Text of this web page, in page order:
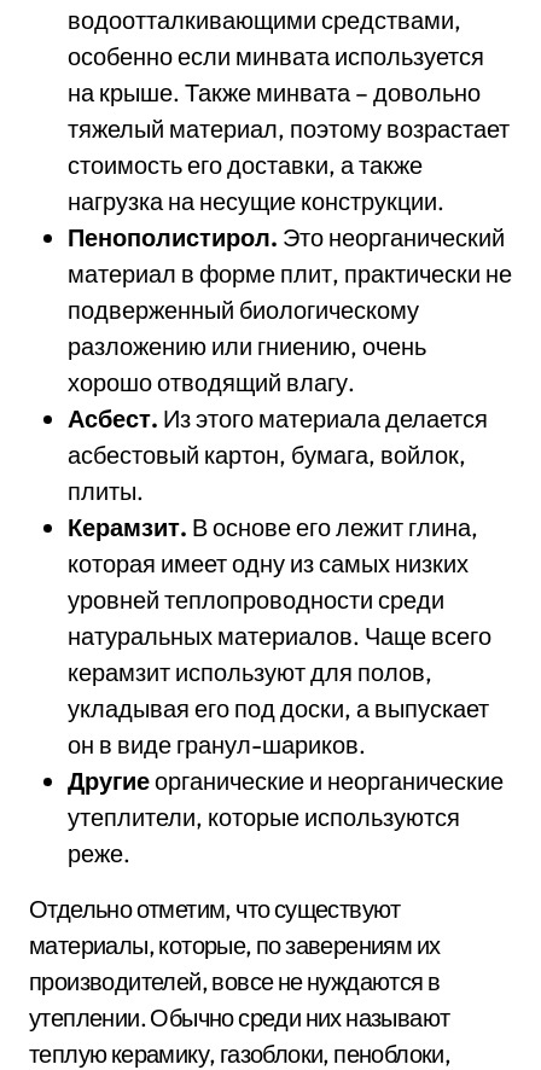
водоотталкивающими средствами,
особенно если минвата используется
на крыше. Также минвата – довольно
тяжелый материал, поэтому возрастает
стоимость его доставки, а также
нагрузка на несущие конструкции.
Пенополистирол. Это неорганический
материал в форме плит, практически не
подверженный биологическому
разложению или гниению, очень
хорошо отводящий влагу.
Асбест. Из этого материала делается
асбестовый картон, бумага, войлок,
плиты.
Керамзит. В основе его лежит глина,
которая имеет одну из самых низких
уровней теплопроводности среди
натуральных материалов. Чаще всего
керамзит используют для полов,
укладывая его под доски, а выпускает
он в виде гранул-шариков.
Другиеорганические и неорганические
утеплители, которые используются
реже.
Отдельно отметим, что существуют
материалы, которые, по заверениям их
производителей, вовсе не нуждаются в
утеплении. Обычно среди них называют
теплую керамику, газоблоки, пеноблоки,